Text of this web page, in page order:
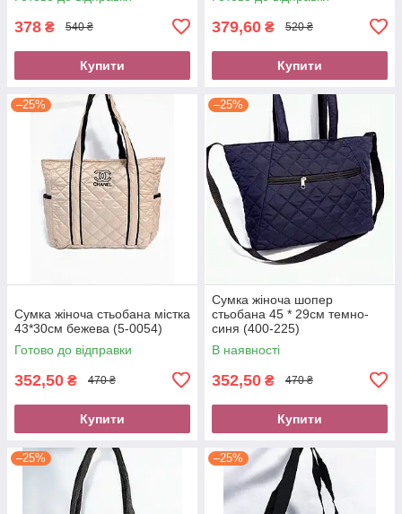
378 ₴ 540 ₴
Купити
379,60 ₴ 520 ₴
Купити
–25%
Сумка жіноча стьобана містка
43*30см бежева (5-0054)
Готово до відправки
352,50 ₴ 470 ₴
Купити
–25%
Сумка жіноча шопер
стьобана 45 * 29см темно-
синя (400-225)
В наявності
352,50 ₴ 470 ₴
Купити
–25% –25%